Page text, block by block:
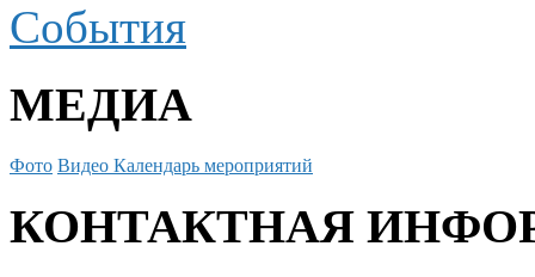
События
МЕДИА
Фото Видео Календарь мероприятий
КОНТАКТНАЯ